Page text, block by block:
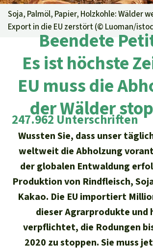
Informieren
Aktuelles
Alle News
Kids
Unsere Themen
Der Regenwald
Klima
Biodiversität
Schutzgebiete
Palmöl
Biokraftstoff
Tropenholz
Regenwald Report
Aktuelle
04/2025
03/2025
02/2025
01/2025
Erfolge
Überuns
Über uns
Der Verein
40 Jahre
Häufige Fragen
Jahresberichte
Medien
Presse
Presse-Echo
Widget
Suche
Deutsch
English
Español
Français
Dringender
Regenwald-Urkunden
Fragen & Antworten
Testament
SpendenkontoRettet den
Regenwald e. V.
DE11430609672025
GENODEM1GLS
GLS Bank
IBAN kopieren
Spenden für ein Thema
Soja, Palmöl, Papier, Holzkohle: Wälder
Export in die EU zerstört (© Luoman/
Beendete
Es ist höchste
EU muss die
der Wälder
247.962 Unterschriften
Wussten Sie, dass unser
weltweit die Abholzung
der globalen Entwaldung
Produktion von Rindfleisch,
Kakao. Die EU importiert
dieser Agrarprodukte und
verpflichtet, die Rodungen
2020 zu stoppen. Sie muss